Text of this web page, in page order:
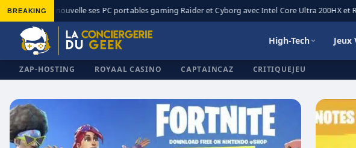
BREAKING
◆ MSI renouvelle ses PC portables gaming Raider et Cyborg avec Intel Core Ultra 200HX et
High-Tech Jeux
ZAP-HOSTING ROYAAL CASINO CAPTAINCAZ CRITIQUEJEU
✕